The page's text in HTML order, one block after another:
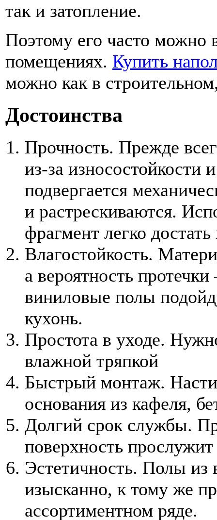
так и затопление.
Поэтому его часто можно
помещениях. Купить
можно как в
Достоинства
Прочность. Прежде
из-за износостойкости
подвергается
и растрескиваются.
фрагмент легко
Влагостойкость.
а вероятность
виниловые полы
кухонь.
Простота в уходе.
влажной тряпкой
Быстрый монтаж.
основания из кафеля,
Долгий срок службы.
поверхность
Эстетичность. Полы из
изысканно, к тому же
ассортиментном ряде.